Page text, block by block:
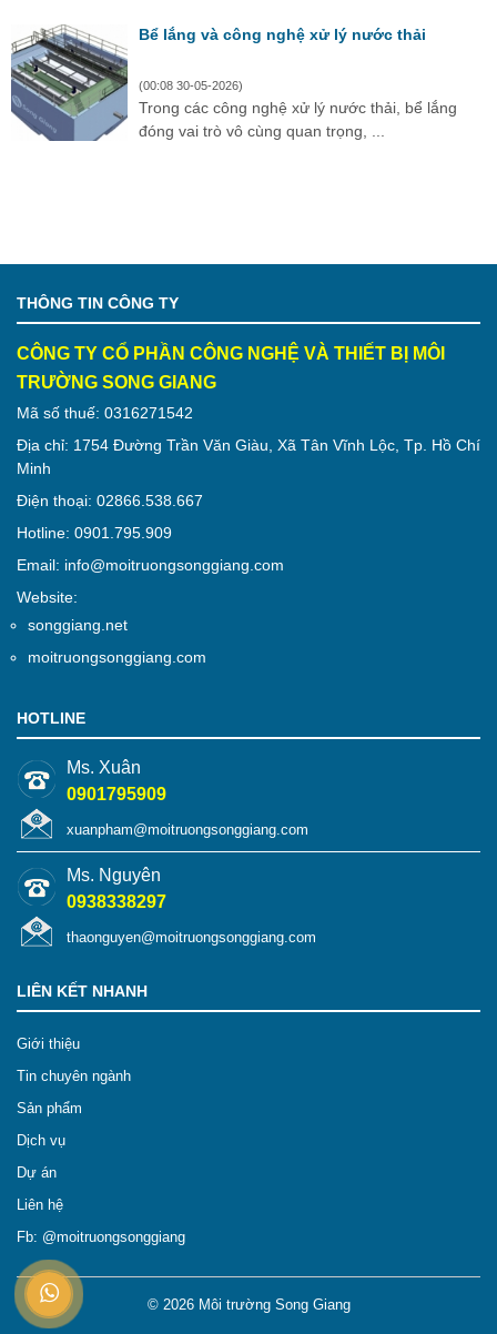
Bể lắng và công nghệ xử lý nước thải
(00:08 30-05-2026)
Trong các công nghệ xử lý nước thải, bể lắng
đóng vai trò vô cùng quan trọng, ...
THÔNG TIN CÔNG TY
CÔNG TY CỔ PHẦN CÔNG NGHỆ VÀ THIẾT BỊ MÔI
TRƯỜNG SONG GIANG
Mã số thuế: 0316271542
Địa chỉ: 1754 Đường Trần Văn Giàu, Xã Tân Vĩnh Lộc, Tp. Hồ Chí
Minh
Điện thoại: 02866.538.667
Hotline: 0901.795.909
Email: info@moitruongsonggiang.com
Website:
songgiang.net
moitruongsonggiang.com
HOTLINE
Ms. Xuân
0901795909
xuanpham@moitruongsonggiang.com
Ms. Nguyên
0938338297
thaonguyen@moitruongsonggiang.com
LIÊN KẾT NHANH
Giới thiệu
Tin chuyên ngành
Sản phẩm
Dịch vụ
Dự án
Liên hệ
Fb: @moitruongsonggiang
© 2026 Môi trường Song Giang